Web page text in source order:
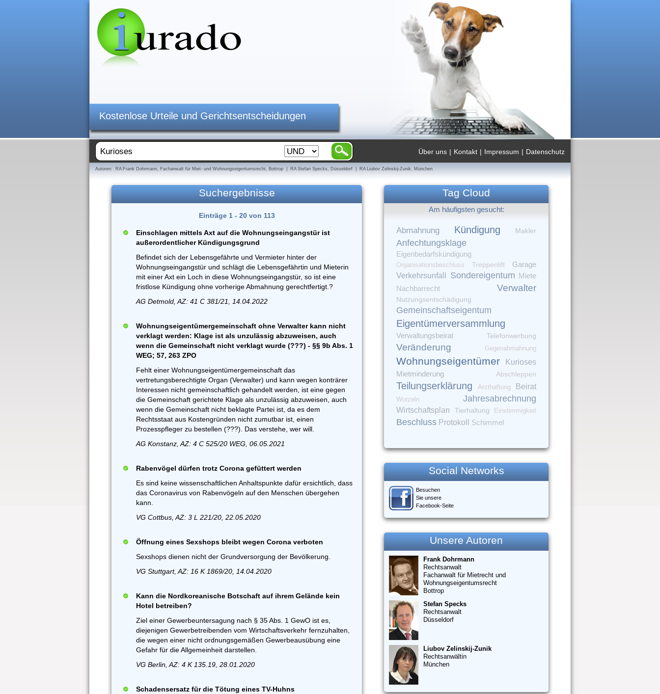
Kostenlose Urteile und Gerichtsentscheidungen
Datenschutz
|
Impressum
|
Kontakt
|
Über uns
Autoren: RA Frank Dohrmann, Fachanwalt für Miet- und Wohnungseigentumsrecht, Bottrop | RA Stefan Specks, Düsseldorf | RA Liubov Zelinskij-Zunik, München
Suchergebnisse
Einträge 1 - 20 von 113
Einschlagen mittels Axt auf die Wohnungseingangstür ist
außerordentlicher Kündigungsgrund
Befindet sich der Lebensgefährte und Vermieter hinter der
Wohnungseingangstür und schlägt die Lebensgefährtin und Mieterin
mit einer Axt ein Loch in diese Wohnungseingangstür, so ist eine
fristlose Kündigung ohne vorherige Abmahnung gerechtfertigt.?
AG Detmold, AZ: 41 C 381/21, 14.04.2022
Wohnungseigentümergemeinschaft ohne Verwalter kann nicht
verklagt werden: Klage ist als unzulässig abzuweisen, auch
wenn die Gemeinschaft nicht verklagt wurde (???) - §§ 9b Abs. 1
WEG; 57, 263 ZPO
Fehlt einer Wohnungseigentümergemeinschaft das
vertretungsberechtigte Organ (Verwalter) und kann wegen konträrer
Interessen nicht gemeinschaftlich gehandelt werden, ist eine gegen
die Gemeinschaft gerichtete Klage als unzulässig abzuweisen, auch
wenn die Gemeinschaft nicht beklagte Partei ist, da es dem
Rechtsstaat aus Kostengründen nicht zumutbar ist, einen
Prozesspfleger zu bestellen (???). Das verstehe, wer will.
AG Konstanz, AZ: 4 C 525/20 WEG, 06.05.2021
Rabenvögel dürfen trotz Corona gefüttert werden
Es sind keine wissenschaftlichen Anhaltspunkte dafür ersichtlich, dass
das Coronavirus von Rabenvögeln auf den Menschen übergehen
kann.
VG Cottbus, AZ: 3 L 221/20, 22.05.2020
Öffnung eines Sexshops bleibt wegen Corona verboten
Sexshops dienen nicht der Grundversorgung der Bevölkerung.
VG Stuttgart, AZ: 16 K 1869/20, 14.04.2020
Kann die Nordkoreanische Botschaft auf ihrem Gelände kein
Hotel betreiben?
Ziel einer Gewerbeuntersagung nach § 35 Abs. 1 GewO ist es,
diejenigen Gewerbetreibenden vom Wirtschaftsverkehr fernzuhalten,
die wegen einer nicht ordnungsgemäßen Gewerbeausübung eine
Gefahr für die Allgemeinheit darstellen.
VG Berlin, AZ: 4 K 135.19, 28.01.2020
Schadensersatz für die Tötung eines TV-Huhns
Tag Cloud
Am häufigsten gesucht:
Abmahnung Kündigung Makler
Anfechtungsklage
Eigenbedarfskündigung
Organisationsbeschluss Treppenlift Garage
Verkehrsunfall Sondereigentum
Miete
Nachbarrecht
Verwalter
Nutzungsentschädigung
Gemeinschaftseigentum
Eigentümerversammlung
Verwaltungsbeirat Telefonwerbung
Veränderung Gegenabmahnung
Wohnungseigentümer
Kurioses
Mietminderung
Abschleppen
Teilungserklärung Arzthaftung Beirat
Wurzeln Jahresabrechnung
Wirtschaftsplan Tierhaltung Einstimmigkeit
Beschluss Protokoll Schimmel
Social Networks
Besuchen
Sie unsere
Facebook-Seite
Unsere Autoren
Frank Dohrmann
Rechtsanwalt
Fachanwalt für Mietrecht und
Wohnungseigentumsrecht
Bottrop
Stefan Specks
Rechtsanwalt
Düsseldorf
Liubov Zelinskij-Zunik
Rechtsanwältin
München